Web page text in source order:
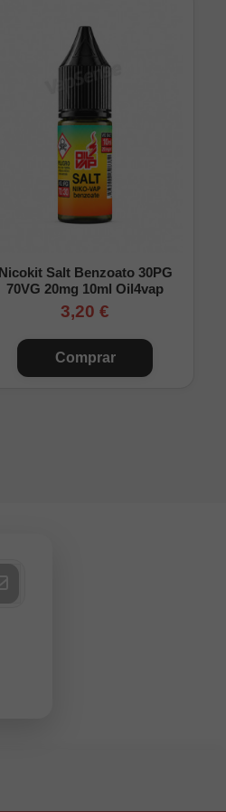
Nicokit Salt Benzoato 30PG
70VG 20mg 10ml Oil4vap
3,20 €
Comprar